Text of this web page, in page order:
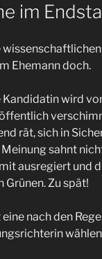
im
Ehemann doch.
Kandidatin wird
rät, sich in
sahnt
ausregiert und
Grünen. Zu spät!
nach den